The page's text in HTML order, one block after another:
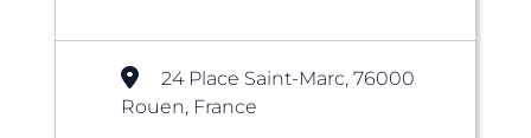
24 Place Saint-Marc, 76000
Rouen, France